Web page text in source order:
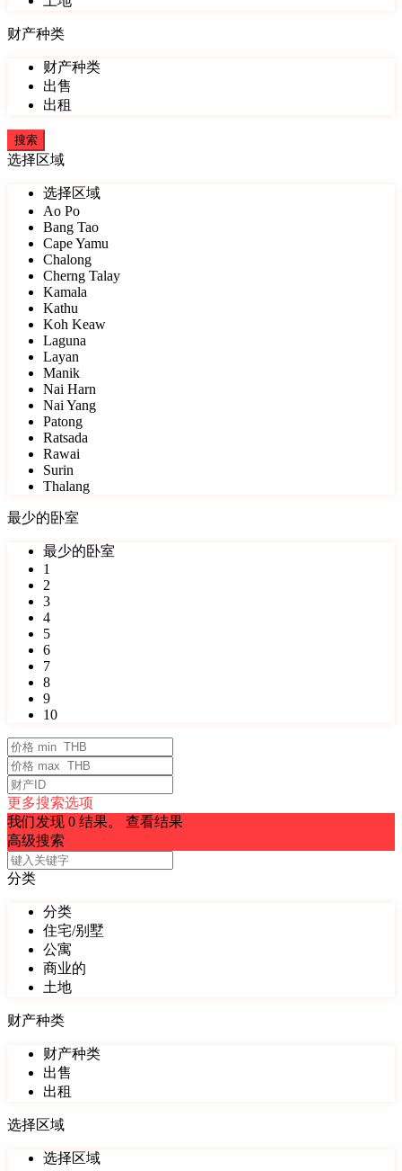
财产种类
财产种类
出售
出租
选择区域
选择区域
Ao Po
Bang Tao
Cape Yamu
Chalong
Cherng Talay
Kamala
Kathu
Koh Keaw
Laguna
Layan
Manik
Nai Harn
Nai Yang
Patong
Ratsada
Rawai
Surin
Thalang
最少的卧室
最少的卧室
1
2
3
4
5
6
7
8
9
10
更多搜索选项
我们发现 0 结果。 查看结果
高级搜索
分类
分类
住宅/别墅
公寓
商业的
土地
财产种类
财产种类
出售
出租
选择区域
选择区域